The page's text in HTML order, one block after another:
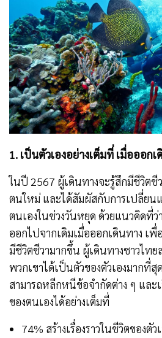
1. เป็นตัวเองอย่างเต็มที่ เมื่อออกเ
ในปี 2567 ผู้เดินทางจะรู้สึกมีชีวิตชี
ตนใหม่ และได้สัมผัสกับการเปลี่ยน
ตนเองในช่วงวันหยุด ด้วยแนวคิดที่
ออกไปจากเดิมเมื่อออกเดินทาง เพื่
มีชีวิตชีวามากขึ้น ผู้เดินทางชาวไทย
พวกเขาได้เป็นตัวของตัวเองมากที่สุ
สามารถหลีกหนีข้อจำกัดต่าง ๆ แล
ของตนเองได้อย่างเต็มที่
74% สร้างเรื่องราวในชีวิตของตั